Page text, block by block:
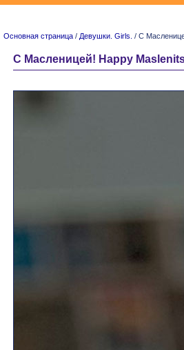
Основная страница / Девушки. Girls. / С
С Масленицей! Happy